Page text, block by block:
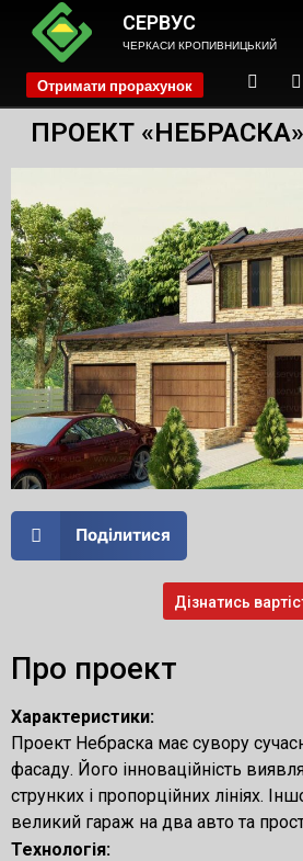
СЕРВУС
ЧЕРКАСИ КРОПИВНИЦЬКИЙ
Отримати прорахунок
ПРОЕКТ
Поділитися
Дізнатись
Про проект
Характеристики:
Проект Небраска має сувору
фасаду. Його інноваційність
струнких і пропорційних лініях.
великий гараж на два авто та
Технологія: